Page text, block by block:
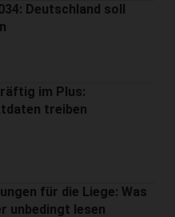
Deutschland soll
im Plus:
treiben
für die Liege: Was
unbedingt lesen